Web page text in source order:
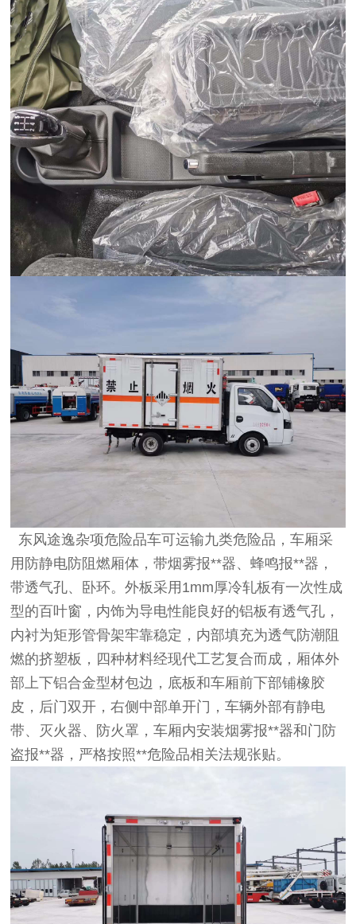
东风途逸杂项危险品车可运输九类危险品，车厢采
用防静电防阻燃厢体，带烟雾报**器、蜂鸣报**器，
带透气孔、卧环。外板采用1mm厚冷轧板有一次性成
型的百叶窗，内饰为导电性能良好的铝板有透气孔，
内衬为矩形管骨架牢靠稳定，内部填充为透气防潮阻
燃的挤塑板，四种材料经现代工艺复合而成，厢体外
部上下铝合金型材包边，底板和车厢前下部铺橡胶
皮，后门双开，右侧中部单开门，车辆外部有静电
带、灭火器、防火罩，车厢内安装烟雾报**器和门防
盗报**器，严格按照**危险品相关法规张贴。